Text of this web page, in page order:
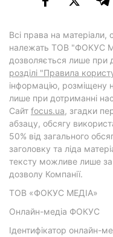
Всі права на матеріали,
належать ТОВ "ФОКУС
дозволяється лише при
розділі "Правила
інформацію, розміщену
лише при дотриманні
Cайт focus.ua, згадки
абзацу, обсягу
50% від загального
заголовку та ліда
тексту можливе лише
дозволу Компанії.
ТОВ «ФОКУС МЕДІА»
Онлайн-медіа ФОКУС
Ідентифікатор онлайн-